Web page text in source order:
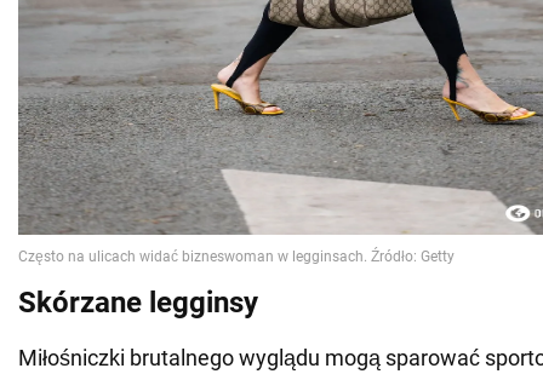
Skórzane legginsy
Miłośniczki brutalnego wyglądu mogą sparować